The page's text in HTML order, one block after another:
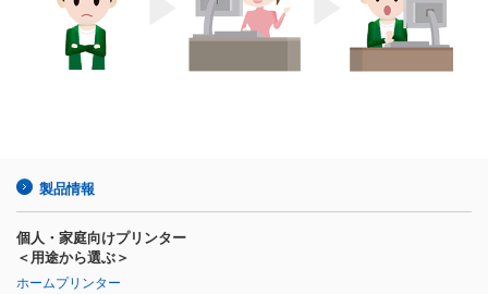
製品情報
個人・家庭向けプリンター
＜用途から選ぶ＞
ホームプリンター